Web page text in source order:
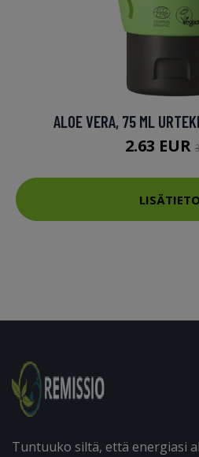
ALOE VERA, 75 ML
2.63 EUR
Tuntuuko siltä, että energiasi